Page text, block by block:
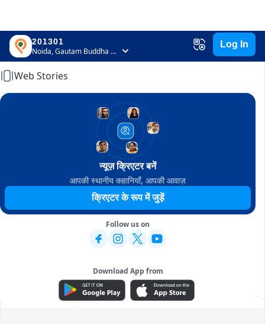
201301
Noida, Gautam Buddha Nagar, Uttar Pradesh
Log In
Home
Web Stories
न्यूज़ क्रिएटर बनें
आपकी स्थानीय कहानियाँ, आपकी आवाज़
क्रिएटर के रूप में जुड़ें
Follow us on
Download App from
ADVERTISEMENT